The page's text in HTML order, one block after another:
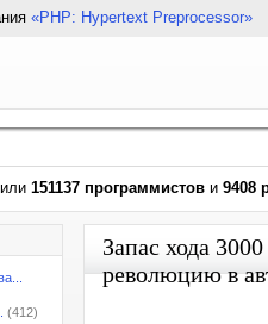
«PHP: Hypertext Preprocessor»
151137 программистов и 9408
(412)
Запас хода
революцию в